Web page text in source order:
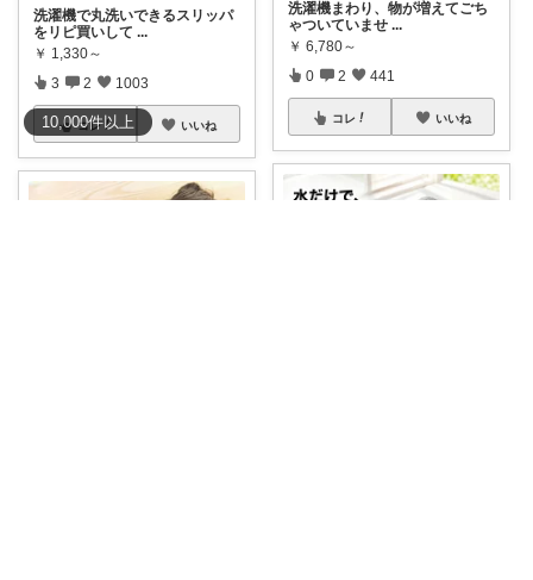
10,000件以上
洗濯機で丸洗いできるスリッパ
をリピ買いして ...
￥ 1,330～
3 2 1003
コレ いいね
洗濯機まわり、物が増えてごち
ゃついていませ ...
￥ 6,780～
0 2 441
コレ いいね